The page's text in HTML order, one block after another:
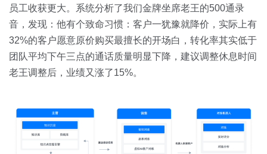
员工收获更大。系统分析了我们金牌坐席老王的500通录
音，发现：他有个致命习惯：客户一犹豫就降价，实际上有
32%的客户愿意原价购买最擅长的开场白，转化率其实低于
团队平均下午三点的通话质量明显下降，建议调整休息时间
老王调整后，业绩又涨了15%。